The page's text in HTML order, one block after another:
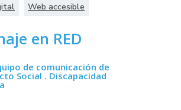
Web accesible
en RED
de comunicación de
Social . Discapacidad